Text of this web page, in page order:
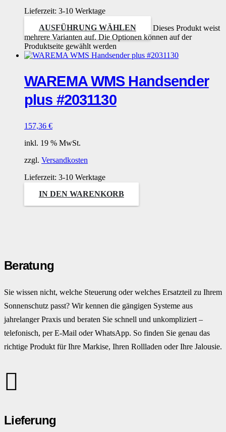
Lieferzeit: 3-10 Werktage
AUSFÜHRUNG WÄHLEN
Dieses Produkt weist
mehrere Varianten auf. Die Optionen können auf der
Produktseite gewählt werden
WAREMA WMS Handsender
plus #2031130
157,36 €
inkl. 19 % MwSt.
zzgl. Versandkosten
Lieferzeit: 3-10 Werktage
IN DEN WARENKORB
Beratung
Sie wissen nicht, welche Steuerung oder welches Ersatzteil zu Ihrem
Sonnenschutz passt? Wir kennen die gängigen Systeme aus
jahrelanger Praxis und beraten Sie schnell und unkompliziert –
telefonisch, per E-Mail oder WhatsApp. So finden Sie genau das
richtige Produkt für Ihre Markise, Ihren Rollladen oder Ihre Jalousie.
Lieferung